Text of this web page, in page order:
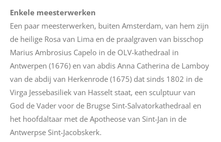
Enkele meesterwerken
Een paar meesterwerken, buiten Amsterdam, van hem zijn
de heilige Rosa van Lima en de praalgraven van bisschop
Marius Ambrosius Capelo in de OLV-kathedraal in
Antwerpen (1676) en van abdis Anna Catherina de Lamboy
van de abdij van Herkenrode (1675) dat sinds 1802 in de
Virga Jessebasiliek van Hasselt staat, een sculptuur van
God de Vader voor de Brugse Sint-Salvatorkathedraal en
het hoofdaltaar met de Apotheose van Sint-Jan in de
Antwerpse Sint-Jacobskerk.